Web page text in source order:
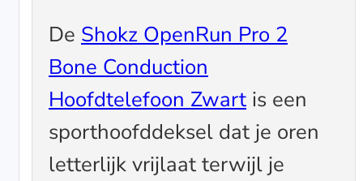
De Shokz OpenRun Pro 2
Bone Conduction
Hoofdtelefoon Zwart is een
sporthoofddeksel dat je oren
letterlijk vrijlaat terwijl je